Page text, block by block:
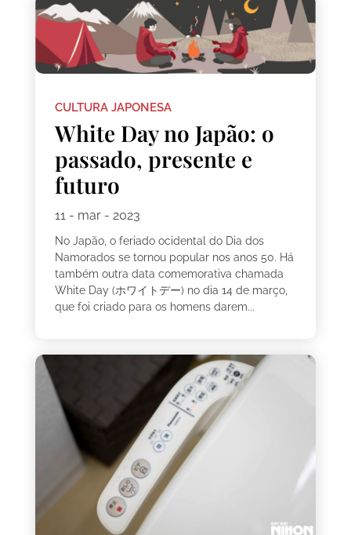
CULTURA JAPONESA
White Day no Japão: o
passado, presente e
futuro
11 - mar - 2023
No Japão, o feriado ocidental do Dia dos
Namorados se tornou popular nos anos 50. Há
também outra data comemorativa chamada
White Day (ホワイトデー) no dia 14 de março,
que foi criado para os homens darem...